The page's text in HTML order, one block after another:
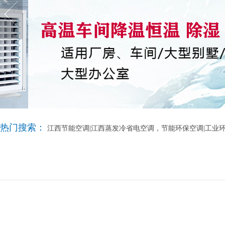
热门搜索： 江西节能空调|江西蒸发冷省电空调，节能环保空调|工业